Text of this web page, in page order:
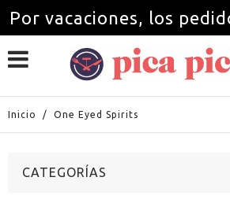
Por vacaciones, los
a partir del 1 de
Inicio / One Eyed Spirits
CATEGORÍAS